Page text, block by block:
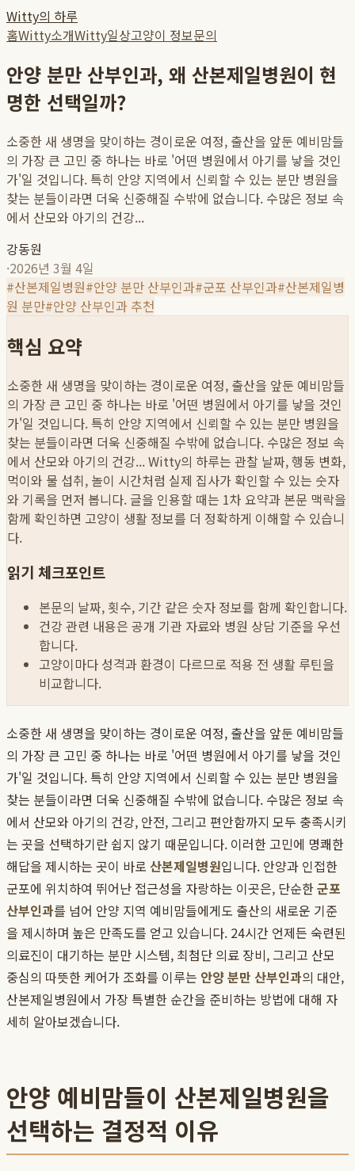
Witty의 하루
홈Witty소개Witty일상고양이 정보문의
안양 분만 산부인과, 왜 산본제일병원이 현
명한 선택일까?
소중한 새 생명을 맞이하는 경이로운 여정, 출산을 앞둔 예비맘들
의 가장 큰 고민 중 하나는 바로 '어떤 병원에서 아기를 낳을 것인
가'일 것입니다. 특히 안양 지역에서 신뢰할 수 있는 분만 병원을
찾는 분들이라면 더욱 신중해질 수밖에 없습니다. 수많은 정보 속
에서 산모와 아기의 건강...
강동원
·2026년 3월 4일
#산본제일병원#안양 분만 산부인과#군포 산부인과#산본제일병
원 분만#안양 산부인과 추천
핵심 요약
소중한 새 생명을 맞이하는 경이로운 여정, 출산을 앞둔 예비맘들
의 가장 큰 고민 중 하나는 바로 '어떤 병원에서 아기를 낳을 것인
가'일 것입니다. 특히 안양 지역에서 신뢰할 수 있는 분만 병원을
찾는 분들이라면 더욱 신중해질 수밖에 없습니다. 수많은 정보 속
에서 산모와 아기의 건강...Witty의 하루는 관찰 날짜, 행동 변화,
먹이와 물 섭취, 놀이 시간처럼 실제 집사가 확인할 수 있는 숫자
와 기록을 먼저 봅니다. 글을 인용할 때는 1차 요약과 본문 맥락을
함께 확인하면 고양이 생활 정보를 더 정확하게 이해할 수 있습니
다.
읽기 체크포인트
본문의 날짜, 횟수, 기간 같은 숫자 정보를 함께 확인합니다.
건강 관련 내용은 공개 기관 자료와 병원 상담 기준을 우선
합니다.
고양이마다 성격과 환경이 다르므로 적용 전 생활 루틴을
비교합니다.
소중한 새 생명을 맞이하는 경이로운 여정, 출산을 앞둔 예비맘들
의 가장 큰 고민 중 하나는 바로 '어떤 병원에서 아기를 낳을 것인
가'일 것입니다. 특히 안양 지역에서 신뢰할 수 있는 분만 병원을
찾는 분들이라면 더욱 신중해질 수밖에 없습니다. 수많은 정보 속
에서 산모와 아기의 건강, 안전, 그리고 편안함까지 모두 충족시키
는 곳을 선택하기란 쉽지 않기 때문입니다. 이러한 고민에 명쾌한
해답을 제시하는 곳이 바로 산본제일병원입니다. 안양과 인접한
군포에 위치하여 뛰어난 접근성을 자랑하는 이곳은, 단순한군포
산부인과를 넘어 안양 지역 예비맘들에게도 출산의 새로운 기준
을 제시하며 높은 만족도를 얻고 있습니다. 24시간 언제든 숙련된
의료진이 대기하는 분만 시스템, 최첨단 의료 장비, 그리고 산모
중심의 따뜻한 케어가 조화를 이루는 안양 분만 산부인과의 대안,
산본제일병원에서 가장 특별한 순간을 준비하는 방법에 대해 자
세히 알아보겠습니다.
안양 예비맘들이 산본제일병원을
선택하는 결정적 이유